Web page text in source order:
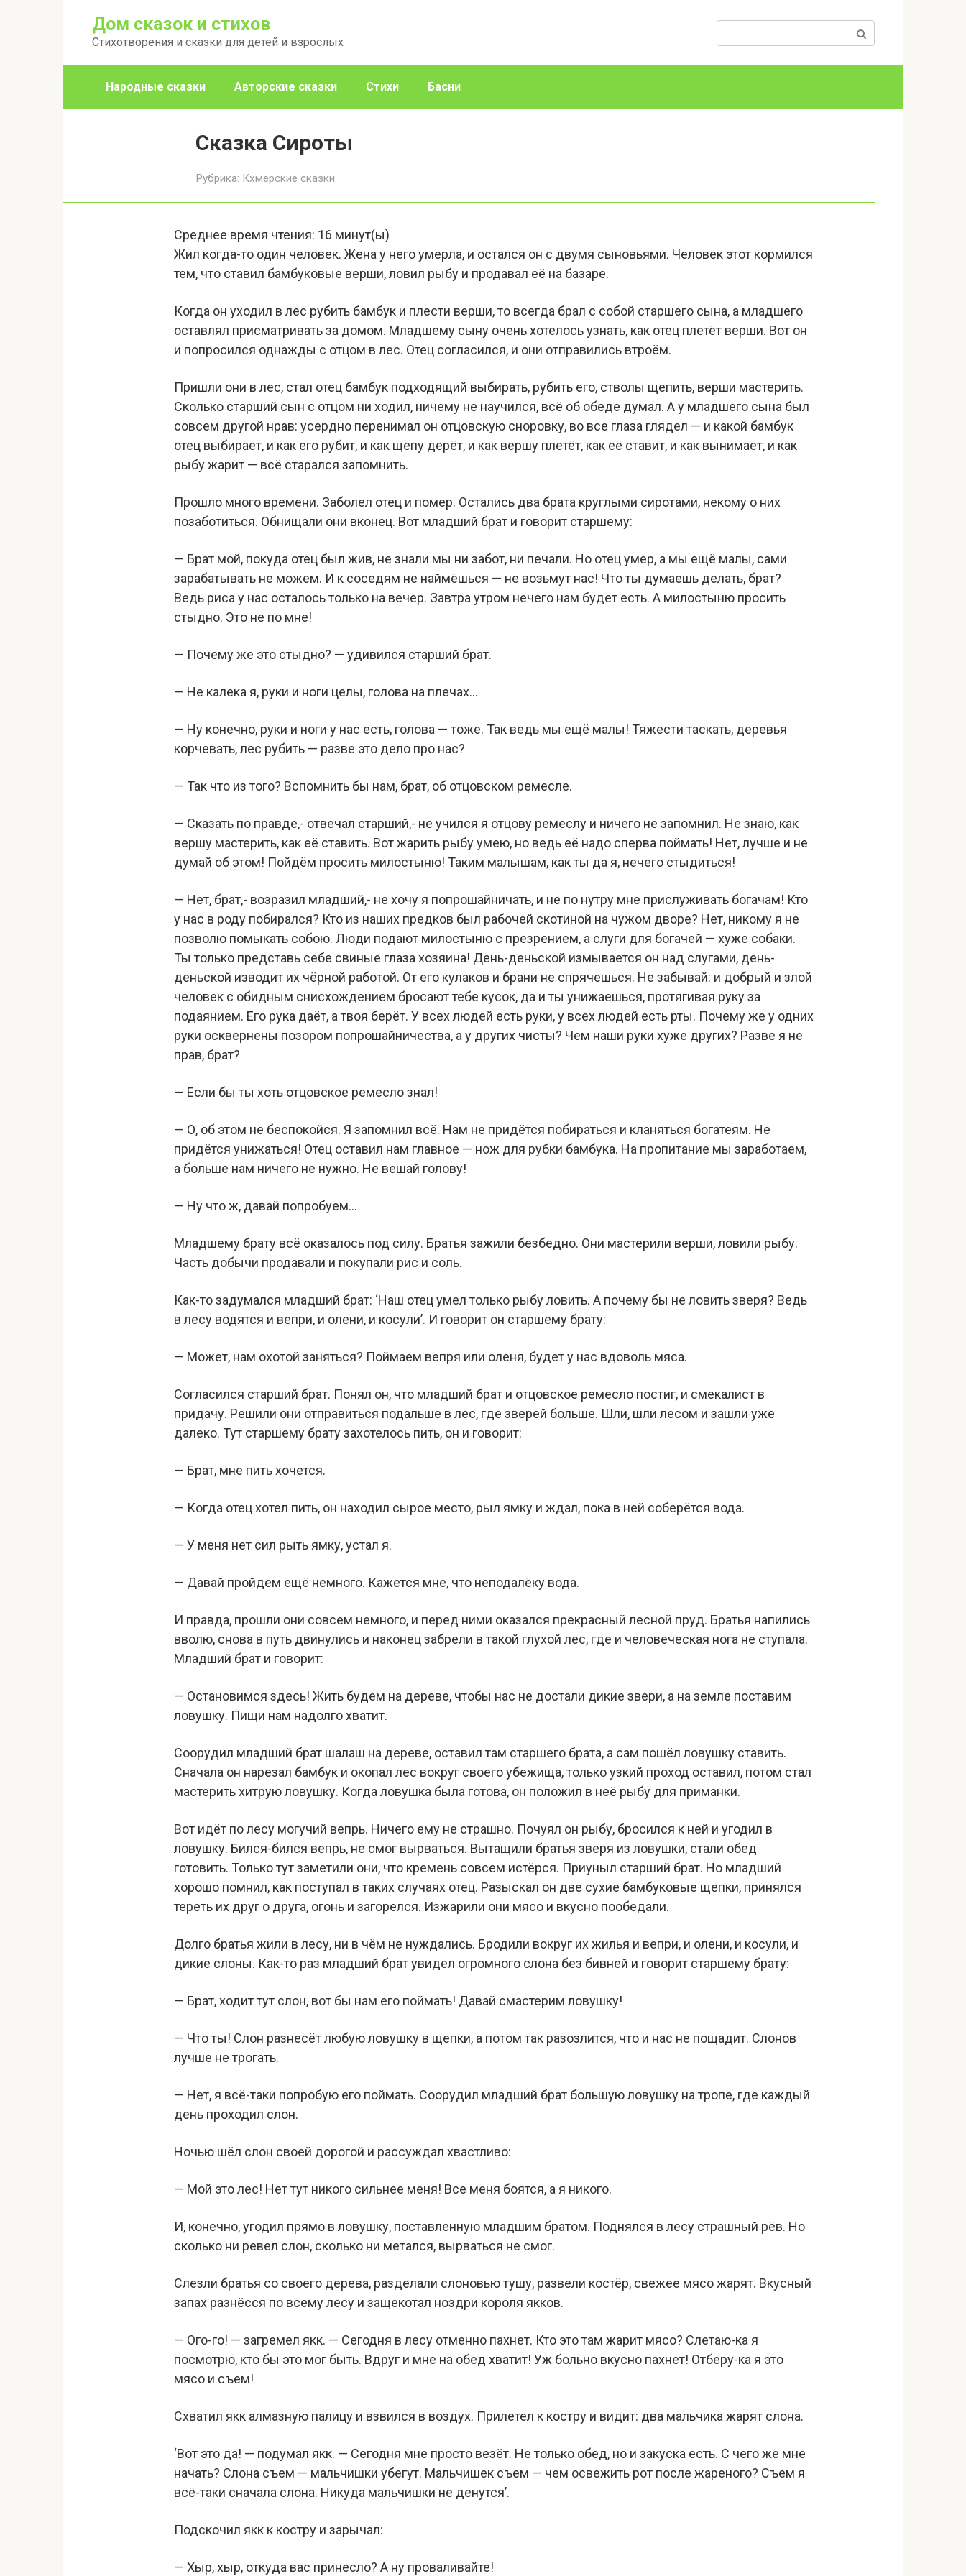
Дом сказок и стихов
Стихотворения и сказки для детей и взрослых
Народные сказки Авторские сказки Стихи Басни
Сказка Сироты
Рубрика: Кхмерские сказки
Среднее время чтения: 16 минут(ы)
Жил когда-то один человек. Жена у него умерла, и остался он с двумя сыновьями. Человек этот кормился
тем, что ставил бамбуковые верши, ловил рыбу и продавал её на базаре.
Когда он уходил в лес рубить бамбук и плести верши, то всегда брал с собой старшего сына, а младшего
оставлял присматривать за домом. Младшему сыну очень хотелось узнать, как отец плетёт верши. Вот он
и попросился однажды с отцом в лес. Отец согласился, и они отправились втроём.
Пришли они в лес, стал отец бамбук подходящий выбирать, рубить его, стволы щепить, верши мастерить.
Сколько старший сын с отцом ни ходил, ничему не научился, всё об обеде думал. А у младшего сына был
совсем другой нрав: усердно перенимал он отцовскую сноровку, во все глаза глядел — и какой бамбук
отец выбирает, и как его рубит, и как щепу дерёт, и как вершу плетёт, как её ставит, и как вынимает, и как
рыбу жарит — всё старался запомнить.
Прошло много времени. Заболел отец и помер. Остались два брата круглыми сиротами, некому о них
позаботиться. Обнищали они вконец. Вот младший брат и говорит старшему:
— Брат мой, покуда отец был жив, не знали мы ни забот, ни печали. Но отец умер, а мы ещё малы, сами
зарабатывать не можем. И к соседям не наймёшься — не возьмут нас! Что ты думаешь делать, брат?
Ведь риса у нас осталось только на вечер. Завтра утром нечего нам будет есть. А милостыню просить
стыдно. Это не по мне!
— Почему же это стыдно? — удивился старший брат.
— Не калека я, руки и ноги целы, голова на плечах…
— Ну конечно, руки и ноги у нас есть, голова — тоже. Так ведь мы ещё малы! Тяжести таскать, деревья
корчевать, лес рубить — разве это дело про нас?
— Так что из того? Вспомнить бы нам, брат, об отцовском ремесле.
— Сказать по правде,- отвечал старший,- не учился я отцову ремеслу и ничего не запомнил. Не знаю, как
вершу мастерить, как её ставить. Вот жарить рыбу умею, но ведь её надо сперва поймать! Нет, лучше и не
думай об этом! Пойдём просить милостыню! Таким малышам, как ты да я, нечего стыдиться!
— Нет, брат,- возразил младший,- не хочу я попрошайничать, и не по нутру мне прислуживать богачам! Кто
у нас в роду побирался? Кто из наших предков был рабочей скотиной на чужом дворе? Нет, никому я не
позволю помыкать собою. Люди подают милостыню с презрением, а слуги для богачей — хуже собаки.
Ты только представь себе свиные глаза хозяина! День-деньской измывается он над слугами, день-
деньской изводит их чёрной работой. От его кулаков и брани не спрячешься. Не забывай: и добрый и злой
человек с обидным снисхождением бросают тебе кусок, да и ты унижаешься, протягивая руку за
подаянием. Его рука даёт, а твоя берёт. У всех людей есть руки, у всех людей есть рты. Почему же у одних
руки осквернены позором попрошайничества, а у других чисты? Чем наши руки хуже других? Разве я не
прав, брат?
— Если бы ты хоть отцовское ремесло знал!
— О, об этом не беспокойся. Я запомнил всё. Нам не придётся побираться и кланяться богатеям. Не
придётся унижаться! Отец оставил нам главное — нож для рубки бамбука. На пропитание мы заработаем,
а больше нам ничего не нужно. Не вешай голову!
— Ну что ж, давай попробуем…
Младшему брату всё оказалось под силу. Братья зажили безбедно. Они мастерили верши, ловили рыбу.
Часть добычи продавали и покупали рис и соль.
Как-то задумался младший брат: ‘Наш отец умел только рыбу ловить. А почему бы не ловить зверя? Ведь
в лесу водятся и вепри, и олени, и косули’. И говорит он старшему брату:
— Может, нам охотой заняться? Поймаем вепря или оленя, будет у нас вдоволь мяса.
Согласился старший брат. Понял он, что младший брат и отцовское ремесло постиг, и смекалист в
придачу. Решили они отправиться подальше в лес, где зверей больше. Шли, шли лесом и зашли уже
далеко. Тут старшему брату захотелось пить, он и говорит:
— Брат, мне пить хочется.
— Когда отец хотел пить, он находил сырое место, рыл ямку и ждал, пока в ней соберётся вода.
— У меня нет сил рыть ямку, устал я.
— Давай пройдём ещё немного. Кажется мне, что неподалёку вода.
И правда, прошли они совсем немного, и перед ними оказался прекрасный лесной пруд. Братья напились
вволю, снова в путь двинулись и наконец забрели в такой глухой лес, где и человеческая нога не ступала.
Младший брат и говорит:
— Остановимся здесь! Жить будем на дереве, чтобы нас не достали дикие звери, а на земле поставим
ловушку. Пищи нам надолго хватит.
Соорудил младший брат шалаш на дереве, оставил там старшего брата, а сам пошёл ловушку ставить.
Сначала он нарезал бамбук и окопал лес вокруг своего убежища, только узкий проход оставил, потом стал
мастерить хитрую ловушку. Когда ловушка была готова, он положил в неё рыбу для приманки.
Вот идёт по лесу могучий вепрь. Ничего ему не страшно. Почуял он рыбу, бросился к ней и угодил в
ловушку. Бился-бился вепрь, не смог вырваться. Вытащили братья зверя из ловушки, стали обед
готовить. Только тут заметили они, что кремень совсем истёрся. Приуныл старший брат. Но младший
хорошо помнил, как поступал в таких случаях отец. Разыскал он две сухие бамбуковые щепки, принялся
тереть их друг о друга, огонь и загорелся. Изжарили они мясо и вкусно пообедали.
Долго братья жили в лесу, ни в чём не нуждались. Бродили вокруг их жилья и вепри, и олени, и косули, и
дикие слоны. Как-то раз младший брат увидел огромного слона без бивней и говорит старшему брату:
— Брат, ходит тут слон, вот бы нам его поймать! Давай смастерим ловушку!
— Что ты! Слон разнесёт любую ловушку в щепки, а потом так разозлится, что и нас не пощадит. Слонов
лучше не трогать.
— Нет, я всё-таки попробую его поймать. Соорудил младший брат большую ловушку на тропе, где каждый
день проходил слон.
Ночью шёл слон своей дорогой и рассуждал хвастливо:
— Мой это лес! Нет тут никого сильнее меня! Все меня боятся, а я никого.
И, конечно, угодил прямо в ловушку, поставленную младшим братом. Поднялся в лесу страшный рёв. Но
сколько ни ревел слон, сколько ни метался, вырваться не смог.
Слезли братья со своего дерева, разделали слоновью тушу, развели костёр, свежее мясо жарят. Вкусный
запах разнёсся по всему лесу и защекотал ноздри короля якков.
— Ого-го! — загремел якк. — Сегодня в лесу отменно пахнет. Кто это там жарит мясо? Слетаю-ка я
посмотрю, кто бы это мог быть. Вдруг и мне на обед хватит! Уж больно вкусно пахнет! Отберу-ка я это
мясо и съем!
Схватил якк алмазную палицу и взвился в воздух. Прилетел к костру и видит: два мальчика жарят слона.
‘Вот это да! — подумал якк. — Сегодня мне просто везёт. Не только обед, но и закуска есть. С чего же мне
начать? Слона съем — мальчишки убегут. Мальчишек съем — чем освежить рот после жареного? Съем я
всё-таки сначала слона. Никуда мальчишки не денутся’.
Подскочил якк к костру и зарычал:
— Хыр, хыр, откуда вас принесло? А ну проваливайте!